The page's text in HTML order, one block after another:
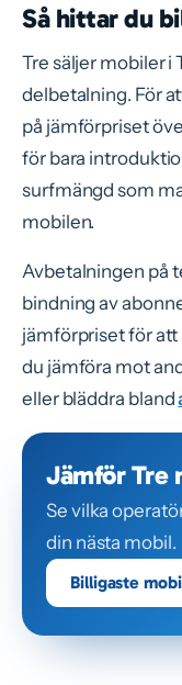
Så hittar du
Tre säljer mobiler i
delbetalning. För
på jämförpriset
för bara
surfmängd som
mobilen.
Avbetalningen på
bindning av
jämförpriset för att
du jämföra mot
eller bläddra bland
Jämför Tre
Se vilka
din nästa mobil.
Billigaste